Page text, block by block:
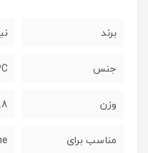
برند
جنس
وزن
مناسب برای